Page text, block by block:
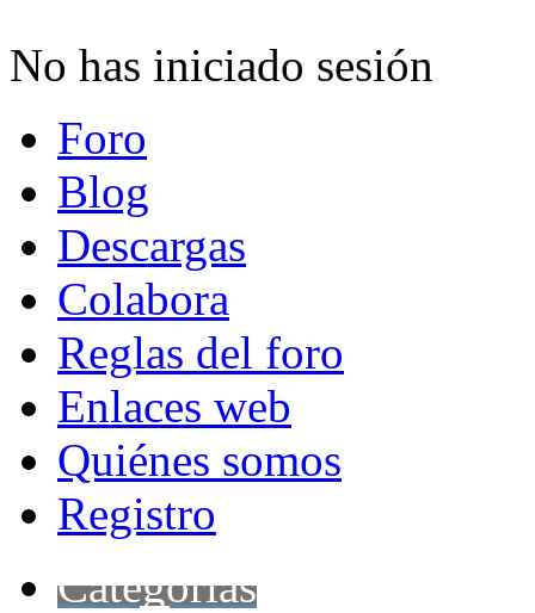
No has iniciado sesión
Foro
Blog
Descargas
Colabora
Reglas del foro
Enlaces web
Quiénes somos
Registro
Categorías